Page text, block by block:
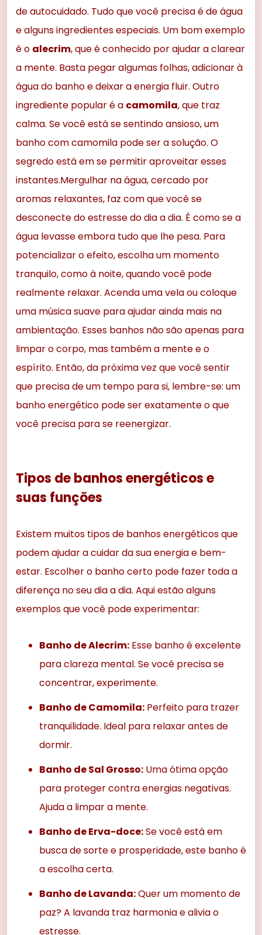
de autocuidado. Tudo que você precisa é de água
e alguns ingredientes especiais. Um bom exemplo
é o alecrim, que é conhecido por ajudar a clarear
a mente. Basta pegar algumas folhas, adicionar à
água do banho e deixar a energia fluir. Outro
ingrediente popular é a camomila, que traz
calma. Se você está se sentindo ansioso, um
banho com camomila pode ser a solução. O
segredo está em se permitir aproveitar esses
instantes.Mergulhar na água, cercado por
aromas relaxantes, faz com que você se
desconecte do estresse do dia a dia. É como se a
água levasse embora tudo que lhe pesa. Para
potencializar o efeito, escolha um momento
tranquilo, como à noite, quando você pode
realmente relaxar. Acenda uma vela ou coloque
uma música suave para ajudar ainda mais na
ambientação. Esses banhos não são apenas para
limpar o corpo, mas também a mente e o
espírito. Então, da próxima vez que você sentir
que precisa de um tempo para si, lembre-se: um
banho energético pode ser exatamente o que
você precisa para se reenergizar.
Tipos de banhos energéticos e
suas funções
Existem muitos tipos de banhos energéticos que
podem ajudar a cuidar da sua energia e bem-
estar. Escolher o banho certo pode fazer toda a
diferença no seu dia a dia. Aqui estão alguns
exemplos que você pode experimentar:
Banho de Alecrim: Esse banho é excelente
para clareza mental. Se você precisa se
concentrar, experimente.
Banho de Camomila: Perfeito para trazer
tranquilidade. Ideal para relaxar antes de
dormir.
Banho de Sal Grosso: Uma ótima opção
para proteger contra energias negativas.
Ajuda a limpar a mente.
Banho de Erva-doce:Se você está em
busca de sorte e prosperidade, este banho é
a escolha certa.
Banho de Lavanda:Quer um momento de
paz? A lavanda traz harmonia e alivia o
estresse.